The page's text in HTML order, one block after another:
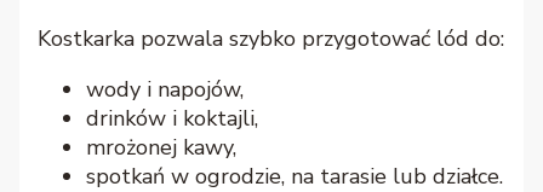
Kostkarka pozwala szybko przygotować lód do:
wody i napojów,
drinków i koktajli,
mrożonej kawy,
spotkań w ogrodzie, na tarasie lub działce.